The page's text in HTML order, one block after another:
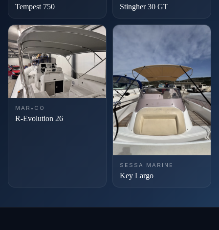
Tempest 750 Stingher 30 GT
MAR•CO
R-Evolution 26
SESSA MARINE
Key Largo